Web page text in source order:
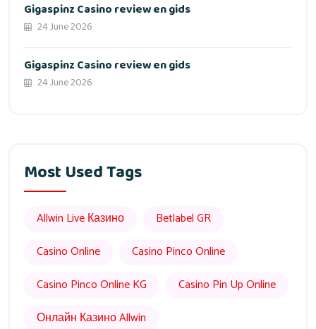
Gigaspinz Casino review en gids
24 June 2026
Gigaspinz Casino review en gids
24 June 2026
Most Used Tags
Allwin Live Казино
Betlabel GR
Casino Online
Casino Pinco Online
Casino Pinco Online KG
Casino Pin Up Online
Онлайн Казино Allwin